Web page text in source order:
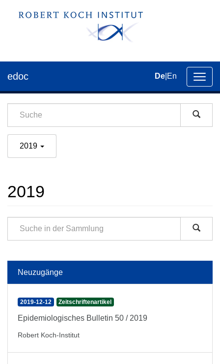
der
edoc De En
2019
2019
Neuzugänge
2019-12-12 Zeitschriftenartikel
Epidemiologisches Bulletin 50 / 2019
Robert Koch-Institut